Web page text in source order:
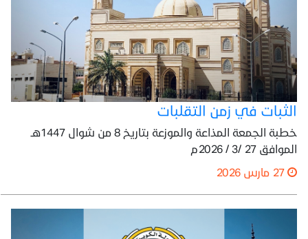
الثبات في زمن التقلبات
خطبة الجمعة المذاعة والموزعة بتاريخ 8 من شوال 1447هـ
الموافق 27 /3 / 2026م